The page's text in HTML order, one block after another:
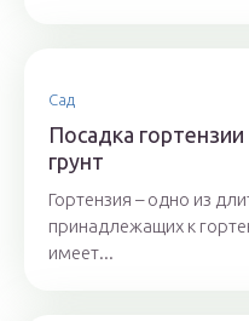
Сад
Посадка
грунт
Гортензия – одно из
принадлежащих к
имеет...